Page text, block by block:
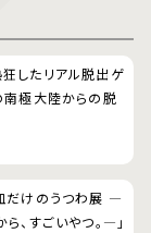
したリアル脱出ゲ
南極大陸からの脱
だけのうつわ展 ―
、すごいやつ。―」